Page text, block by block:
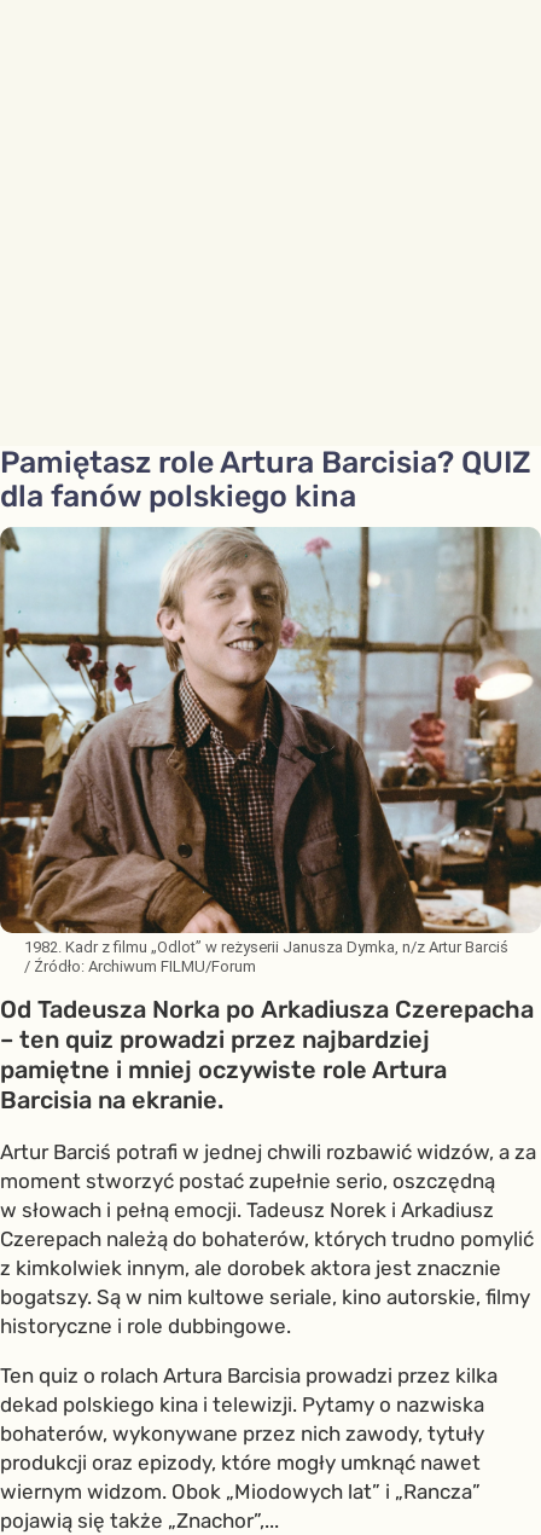
Pamiętasz role Artura Barcisia? QUIZ
dla fanów polskiego kina
1982. Kadr z filmu „Odlot” w reżyserii Janusza Dymka, n/z Artur Barciś
/ Źródło: Archiwum FILMU/Forum
Od Tadeusza Norka po Arkadiusza Czerepacha
– ten quiz prowadzi przez najbardziej
pamiętne i mniej oczywiste role Artura
Barcisia na ekranie.
Artur Barciś potrafi w jednej chwili rozbawić widzów, a za
moment stworzyć postać zupełnie serio, oszczędną
w słowach i pełną emocji. Tadeusz Norek i Arkadiusz
Czerepach należą do bohaterów, których trudno pomylić
z kimkolwiek innym, ale dorobek aktora jest znacznie
bogatszy. Są w nim kultowe seriale, kino autorskie, filmy
historyczne i role dubbingowe.
Ten quiz o rolach Artura Barcisia prowadzi przez kilka
dekad polskiego kina i telewizji. Pytamy o nazwiska
bohaterów, wykonywane przez nich zawody, tytuły
produkcji oraz epizody, które mogły umknąć nawet
wiernym widzom. Obok „Miodowych lat” i „Rancza”
pojawią się także „Znachor”,...